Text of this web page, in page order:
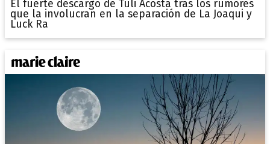
El fuerte descargo de Tuli Acosta tras los rumores
que la involucran en la separación de La Joaqui y
Luck Ra